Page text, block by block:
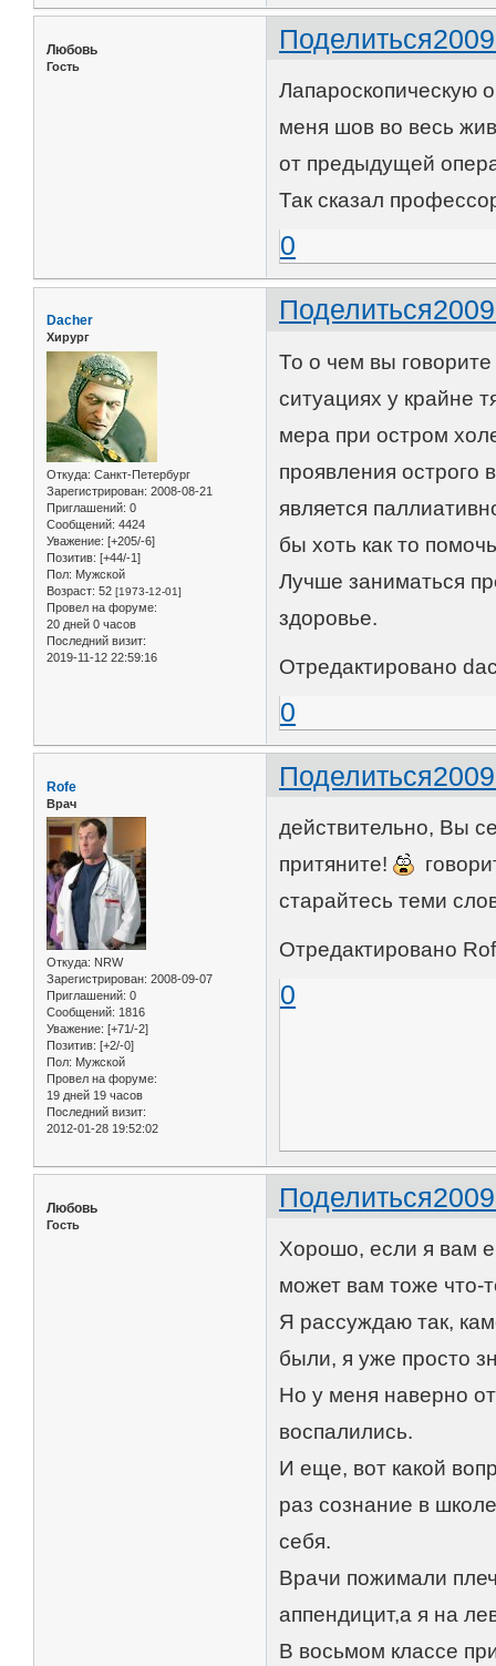
Поделиться
Любовь
Гость
Лапароскопическую
меня шов во весь
от предыдущей
Так сказал
0
Поделиться
Dacher
Хирург
Откуда: Санкт-Петербург
Зарегистрирован: 2008-08-21
Приглашений: 0
Сообщений: 4424
Уважение: [+205/-6]
Позитив: [+44/-1]
Пол: Мужской
Возраст: 52 [1973-12-01]
Провел на форуме:
20 дней 0 часов
Последний визит:
2019-11-12 22:59:16
То о чем вы
ситуациях у крайне
мера при остром
проявления острого
является
бы хоть как то
Лучше заниматься
здоровье.
Отредактировано
0
Поделиться
Rofe
Врач
Откуда: NRW
Зарегистрирован: 2008-09-07
Приглашений: 0
Сообщений: 1816
Уважение: [+71/-2]
Позитив: [+2/-0]
Пол: Мужской
Провел на форуме:
19 дней 19 часов
Последний визит:
2012-01-28 19:52:02
действительно, Вы
притяните!
старайтесь теми
Отредактировано
0
Поделиться
Любовь
Гость
Хорошо, если я вам
может вам тоже что-
Я рассуждаю так,
были, я уже просто
Но у меня наверно
воспалились.
И еще, вот какой
раз сознание в
себя.
Врачи пожимали
аппендицит,а я на
В восьмом классе